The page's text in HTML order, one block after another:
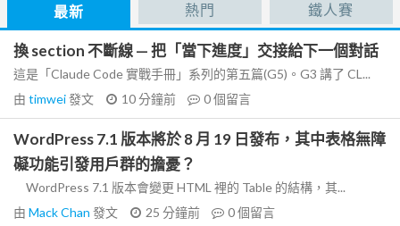
最新 熱門 鐵人賽
換 section 不斷線 — 把「當下進度」交接給下一個對話
這是「Claude Code 實戰手冊」系列的第五篇(G5)。G3 講了 CL...
由 timwei發文 10 分鐘前 0個留言
WordPress 7.1 版本將於 8 月 19 日發布，其中表格無障
礙功能引發用戶群的擔憂？
WordPress 7.1 版本會變更 HTML 裡的 Table 的結構，其...
由 Mack Chan 發文 25 分鐘前 0個留言